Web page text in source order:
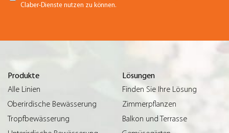
Claber-Dienste nutzen zu können.
Produkte
Alle Linien
Oberirdische Bewässerung
Tropfbewässerung
Lösungen
Finden Sie Ihre Lösung
Zimmerpflanzen
Balkon und Terrasse